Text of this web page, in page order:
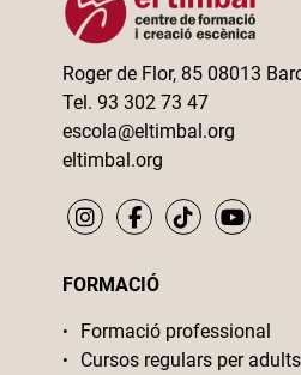
Roger de Flor, 85 08013
Tel. 93 302 73 47
escola@eltimbal.org
eltimbal.org
FORMACIÓ
Formació professional
Cursos regulars per